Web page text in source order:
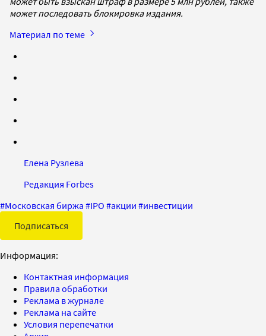
может последовать блокировка издания.
Материал по теме
Елена Рузлева
Редакция Forbes
#Московская биржа #IPO #акции #инвестиции
Подписаться
Информация:
Контактная информация
Правила обработки
Реклама в журнале
Реклама на сайте
Условия перепечатки